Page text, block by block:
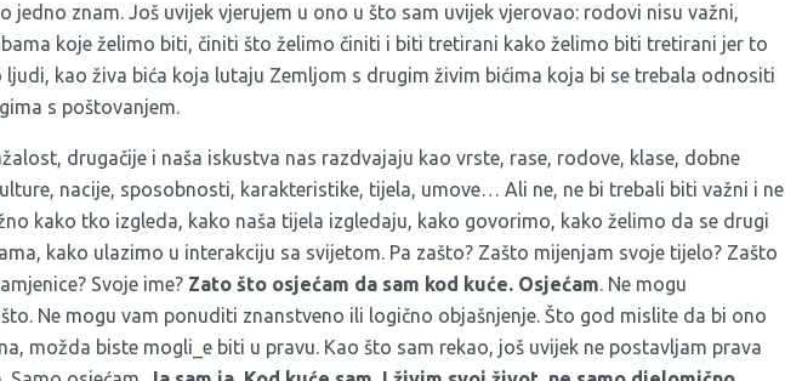
jedno znam. Još uvijek vjerujem u ono u što sam uvijek vjerovao: rodovi nisu važni,
koje želimo biti, činiti što želimo činiti i biti tretirani kako želimo biti tretirani jer to
ljudi, kao živa bića koja lutaju Zemljom s drugim živim bićima koja bi se trebala odnositi
s poštovanjem.
drugačije i naša iskustva nas razdvajaju kao vrste, rase, rodove, klase, dobne
nacije, sposobnosti, karakteristike, tijela, umove… Ali ne, ne bi trebali biti važni i ne
kako tko izgleda, kako naša tijela izgledaju, kako govorimo, kako želimo da se drugi
kako ulazimo u interakciju sa svijetom. Pa zašto? Zašto mijenjam svoje tijelo? Zašto
Svoje ime? Zato što osjećam da sam kod kuće. Osjećam. Ne mogu
Ne mogu vam ponuditi znanstveno ili logično objašnjenje. Što god mislite da bi ono
možda biste mogli_e biti u pravu. Kao što sam rekao, još uvijek ne postavljam prava